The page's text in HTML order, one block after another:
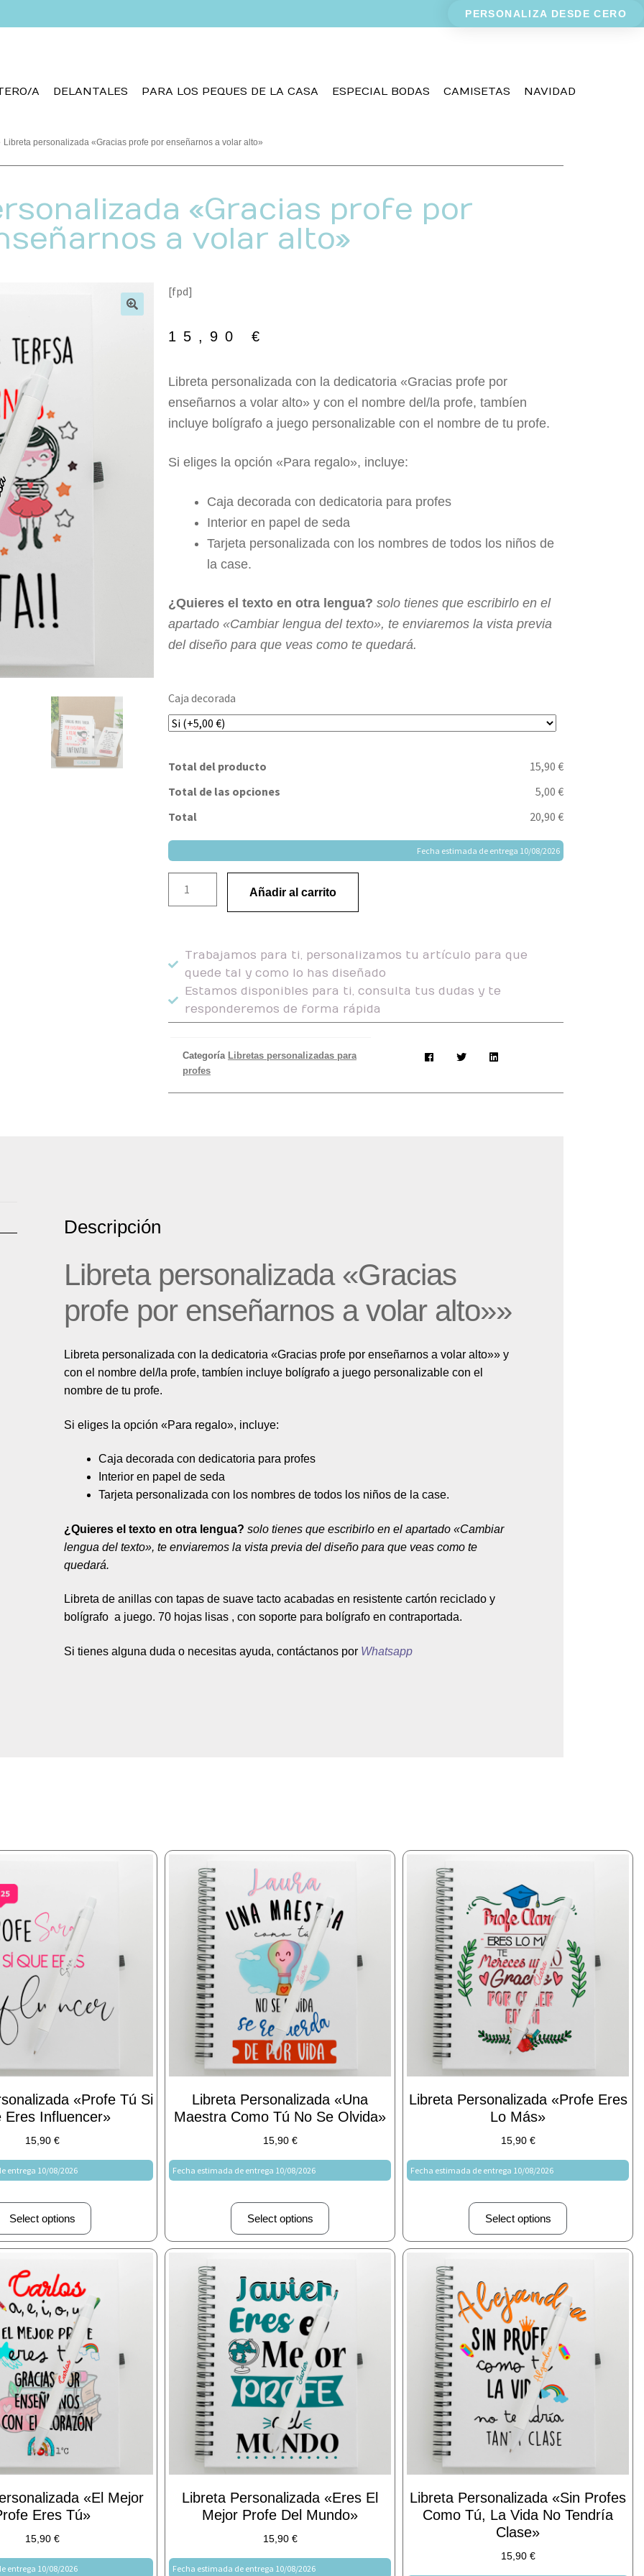
PERSONALIZA DESDE CERO
A DELANTALES PARA LOS PEQUES DE LA CASA ESPECIAL BODAS CAMISETAS NAVIDAD
Libreta personalizada «Gracias profe por enseñarnos a volar alto»
«Gracias profe por
a volar alto»
[fpd]
15,90 €
Libreta personalizada con la dedicatoria «Gracias profe por
enseñarnos a volar alto» y con el nombre del/la profe, tambíen
incluye bolígrafo a juego personalizable con el nombre de tu profe.
Si eliges la opción «Para regalo», incluye:
Caja decorada con dedicatoria para profes
Interior en papel de seda
Tarjeta personalizada con los nombres de todos los niños de
la case.
¿Quieres el texto en otra lengua? solo tienes que escribirlo en el
apartado «Cambiar lengua del texto», te enviaremos la vista previa
del diseño para que veas como te quedará.
Caja decorada
Total del producto
15,90 €
Total de las opciones
5,00 €
Total
20,90 €
Fecha estimada de entrega 10/08/2026
Añadir al carrito
Trabajamos para ti, personalizamos tu artículo para que
quede tal y como lo has diseñado
Estamos disponibles para ti, consulta tus dudas y te
responderemos de forma rápida
Categoría Libretas personalizadas para
profes
Descripción
Libreta personalizada «Gracias
profe por enseñarnos a volar alto»»
Libreta personalizada con la dedicatoria «Gracias profe por enseñarnos a volar alto»» y
con el nombre del/la profe, tambíen incluye bolígrafo a juego personalizable con el
nombre de tu profe.
Si eliges la opción «Para regalo», incluye:
Caja decorada con dedicatoria para profes
Interior en papel de seda
Tarjeta personalizada con los nombres de todos los niños de la case.
¿Quieres el texto en otra lengua? solo tienes que escribirlo en el apartado «Cambiar
lengua del texto», te enviaremos la vista previa del diseño para que veas como te
quedará.
Libreta de anillas con tapas de suave tacto acabadas en resistente cartón reciclado y
bolígrafo a juego. 70 hojas lisas , con soporte para bolígrafo en contraportada.
Si tienes alguna duda o necesitas ayuda, contáctanos por Whatsapp
«Profe Tú Si
Eres Influencer»
15,90 €
entrega 10/08/2026
Select options
Libreta Personalizada «Una
Maestra Como Tú No Se Olvida»
15,90 €
Fecha estimada de entrega 10/08/2026
Select options
Libreta Personalizada «Profe Eres
Lo Más»
15,90 €
Fecha estimada de entrega 10/08/2026
Select options
«El Mejor
Eres Tú»
15,90 €
entrega 10/08/2026
Libreta Personalizada «Eres El
Mejor Profe Del Mundo»
15,90 €
Fecha estimada de entrega 10/08/2026
Libreta Personalizada «Sin Profes
Como Tú, La Vida No Tendría
Clase»
15,90 €